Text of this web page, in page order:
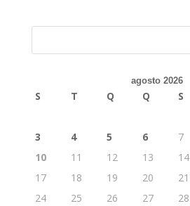
agosto 2026
S T Q Q S
3
4 5 6 7
10
11 12 13 14
17
18 19 20 21
24
25 26 27 28